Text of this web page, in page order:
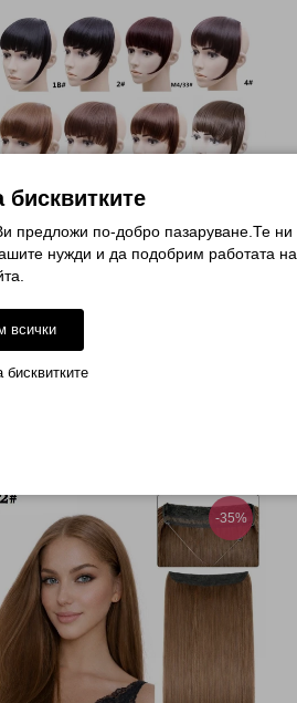
БРЕТОН В ЕСТЕСТВЕНО
НАТУРАЛНИ ЦВЕТОВЕ - ...
€ 5.11 (9.99лв.)
-35%
бисквитките
предложи по-добро пазаруване.Те ни
нужди и да подобрим работата на
всички
бисквитките